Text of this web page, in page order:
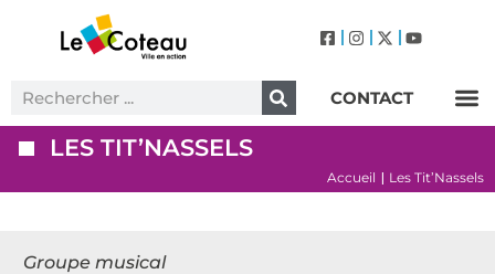
CONTACT
LES TIT’NASSELS
Accueil Les Tit’Nassels
Groupe musical